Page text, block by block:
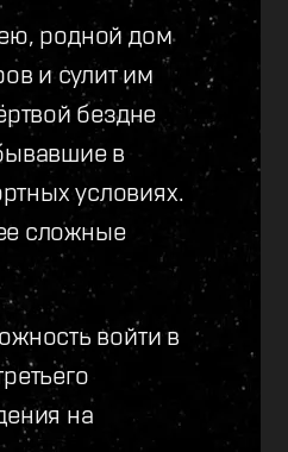
родной дом
и сулит им
бездне
в
условиях.
сложные
войти в
на